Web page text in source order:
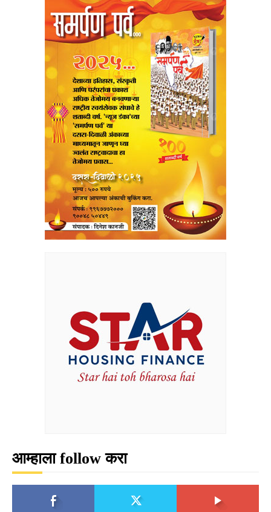
आम्हाला follow करा